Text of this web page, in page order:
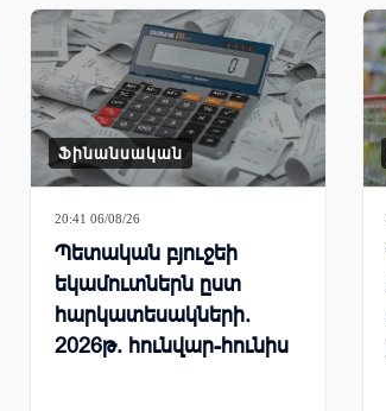
Ֆինանսական
20:41 06/08/26
Պետական բյուջեի
եկամուտներն ըստ
հարկատեսակների.
2026թ. հունվար-հունիս